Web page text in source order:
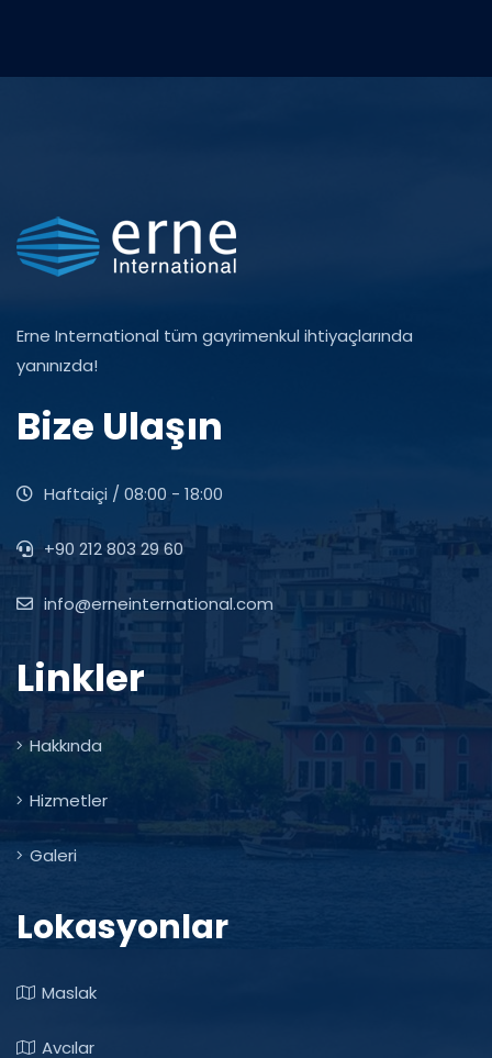
Erne International tüm gayrimenkul ihtiyaçlarında
yanınızda!
Bize Ulaşın
Haftaiçi / 08:00 - 18:00
+90 212 803 29 60
info@erneinternational.com
Linkler
Hakkında
Hizmetler
Galeri
Lokasyonlar
Maslak
Avcılar